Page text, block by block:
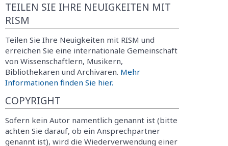
TEILEN SIE IHRE NEUIGKEITEN MIT
RISM
Teilen Sie Ihre Neuigkeiten mit RISM und
erreichen Sie eine internationale Gemeinschaft
von Wissenschaftlern, Musikern,
Bibliothekaren und Archivaren. Mehr
Informationen finden Sie hier.
COPYRIGHT
Sofern kein Autor namentlich genannt ist (bitte
achten Sie darauf, ob ein Ansprechpartner
genannt ist), wird die Wiederverwendung einer